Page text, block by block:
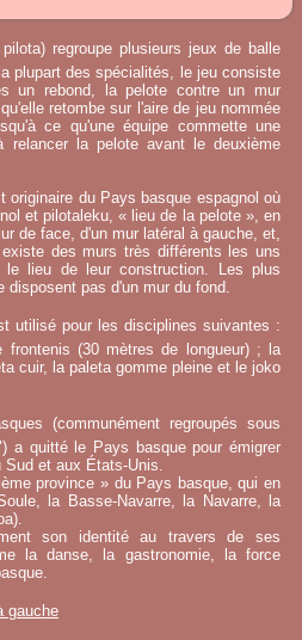
regroupe plusieurs jeux de balle
plupart des spécialités, le jeu consiste
un rebond, la pelote contre un mur
retombe sur l'aire de jeu nommée
ce qu'une équipe commette une
relancer la pelote avant le deuxième
originaire du Pays basque espagnol où
et pilotaleku, « lieu de la pelote », en
de face, d'un mur latéral à gauche, et,
des murs très différents les uns
lieu de leur construction. Les plus
disposent pas d'un mur du fond.
utilisé pour les disciplines suivantes :
frontenis (30 mètres de longueur) ; la
cuir, la paleta gomme pleine et le joko
(communément regroupés sous
a quitté le Pays basque pour émigrer
Sud et aux États-Unis.
province » du Pays basque, qui en
la Basse-Navarre, la Navarre, la
son identité au travers de ses
la danse, la gastronomie, la force
gauche